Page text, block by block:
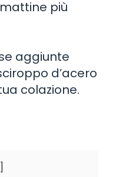
più
aggiunte
d’acero
colazione.